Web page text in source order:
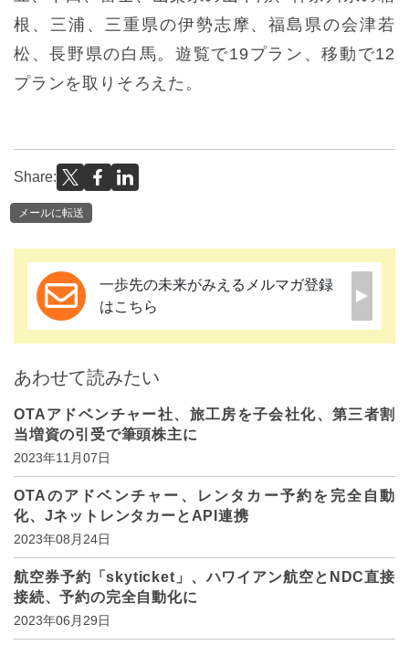
根、三浦、三重県の伊勢志摩、福島県の会津若
松、長野県の白馬。遊覧で19プラン、移動で12
プランを取りそろえた。
Share:
メールに転送
一歩先の未来がみえるメルマガ登録
はこちら
あわせて読みたい
OTAアドベンチャー社、旅工房を子会社化、第三者割
当増資の引受で筆頭株主に
2023年11月07日
OTAのアドベンチャー、レンタカー予約を完全自動
化、JネットレンタカーとAPI連携
2023年08月24日
航空券予約「skyticket」、ハワイアン航空とNDC直接
接続、予約の完全自動化に
2023年06月29日